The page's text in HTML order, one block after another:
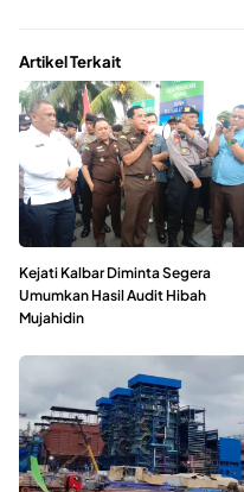
Artikel Terkait
Kejati Kalbar Diminta Segera
Umumkan Hasil Audit Hibah
Mujahidin